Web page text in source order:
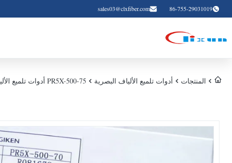
86-755-29031019
sales03@clxfiber.com
المنتجات أدوات تلميع الألياف البصرية PR5X-500-75 أدوات تلميع الألياف البصرية البولندية وسادة مطاطية مقاومة الضغط 127 مم